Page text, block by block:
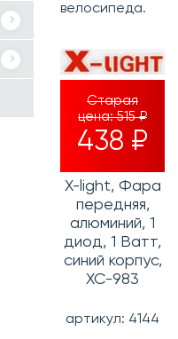
велосипеда.
Старая
цена:515 ₽
438 ₽
X-light, Фара
передняя,
алюминий, 1
диод, 1 Ватт,
синий корпус,
XC-983
артикул: 4144